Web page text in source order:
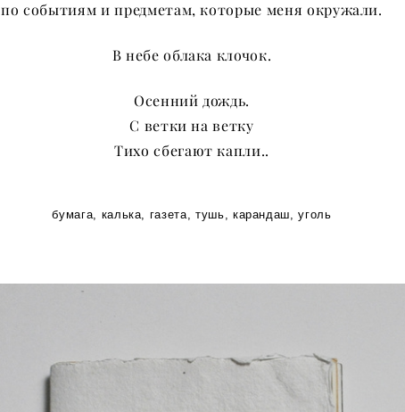
по событиям и предметам, которые меня окружали.
В небе облака клочок.
Осенний дождь.
С ветки на ветку
Тихо сбегают капли..
бумага, калька, газета, тушь, карандаш, уголь